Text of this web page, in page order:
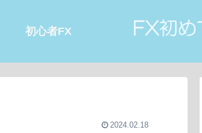
初心者FX
2024.02.18